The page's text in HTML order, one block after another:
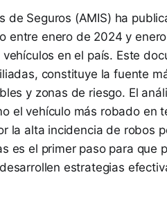
de Seguros (AMIS) ha
entre enero de 2024 y
en el país. Este
constituye la fuente
y zonas de riesgo. El
el vehículo más robado en
la alta incidencia de robos
es el primer paso para que
estrategias